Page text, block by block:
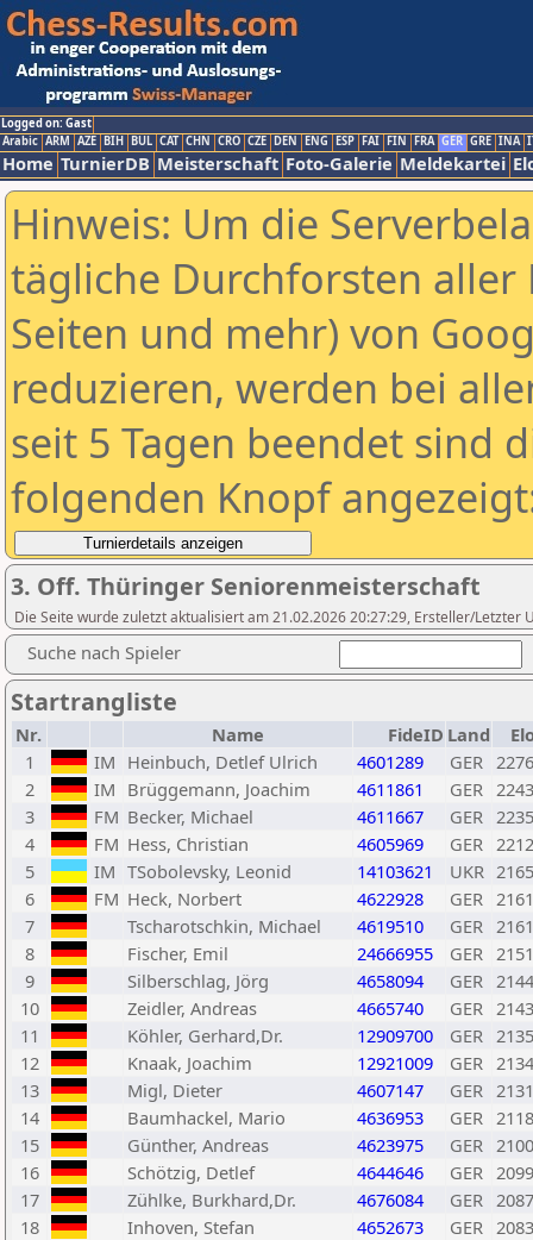
Logged on: Gast
Arabic ARM AZE BIH BUL CAT CHN CRO CZE DEN ENG ESP FAI FIN FRA GER GRE INA
Home TurnierDB Meisterschaft Foto-Galerie Meldekartei
Hinweis: Um die
tägliche Durchforsten aller
Seiten und mehr) von
reduzieren, werden bei
seit 5 Tagen beendet sind
folgenden Knopf
3. Off. Thüringer Seniorenmeisterschaft
Die Seite wurde zuletzt aktualisiert am 21.02.2026 20:27:29, Ersteller/Letzter
Suche nach Spieler
Startrangliste
Nr. Name FideID Land
1
IM Heinbuch, Detlef Ulrich 4601289 GER 2276
2
IM Brüggemann, Joachim 4611861 GER 2243
3
FM Becker, Michael 4611667 GER 2235
4
FM Hess, Christian 4605969 GER 2212
5
IM TSobolevsky, Leonid 14103621 UKR 2165
6
FM Heck, Norbert 4622928 GER 2161
7
Tscharotschkin, Michael 4619510 GER 2161
8
Fischer, Emil 24666955 GER 2151
9
Silberschlag, Jörg 4658094 GER 2144
10
Zeidler, Andreas 4665740 GER 2143
11
Köhler, Gerhard,Dr. 12909700 GER 2135
12
Knaak, Joachim 12921009 GER 2134
13
Migl, Dieter 4607147 GER 2131
14
Baumhackel, Mario 4636953 GER 2118
15
Günther, Andreas 4623975 GER 2100
16
Schötzig, Detlef 4644646 GER 2099
17
Zühlke, Burkhard,Dr. 4676084 GER 2087
18
Inhoven, Stefan 4652673 GER 2083